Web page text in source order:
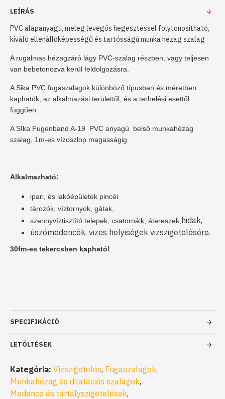
LEÍRÁS
PVC alapanyagú, meleg levegős hegesztéssel folytonosítható,
kiváló ellenállóképességű és tartósságú munka hézag szalag
A rugalmas hézagzáró lágy PVC-szalag részben, vagy teljesen
van bebetonozva kerül feldolgozásra.
A Sika PVC fugaszalagok különböző típusban és méretben
kaphatók, az alkalmazási területtől, és a terhelési esettől
függően.
A SIka Fugenband A-19 PVC anyagú belső munkahézag
szalag, 1m-es vízoszlop magasságig.
Alkalmazható:
ipari, és lakóépületek pincéi
tározók, víztornyok, gátak,
szennyvíztisztító telepek, csatornálk, átereszek, hidak,
úszómedencék, vizes helyiségek vizszigetelésére.
30fm-es tekercsben kapható!
SPECIFIKÁCIÓ
LETÖLTÉSEK
Kategória: Vízszigetelés, Fugaszalagok,
Munkahézag és dilatációs szalagok,
Medence és tartályszigetelések,